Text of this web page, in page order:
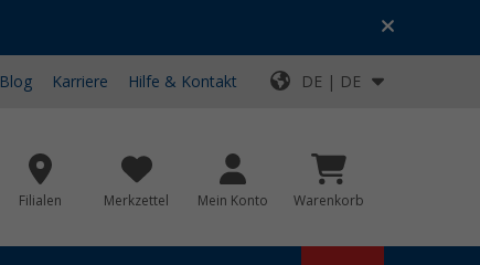
Top-Deals für dein Abenteuer!
Blog Karriere Hilfe & Kontakt DE | DE
Filialen Merkzettel Mein Konto Warenkorb